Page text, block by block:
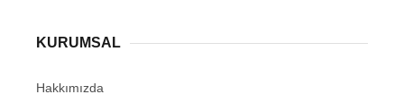
KURUMSAL
Hakkımızda